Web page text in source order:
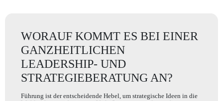
WORAUF KOMMT ES BEI EINER
GANZHEITLICHEN
LEADERSHIP- UND
STRATEGIEBERATUNG AN?
Führung ist der entscheidende Hebel, um strategische Ideen in die